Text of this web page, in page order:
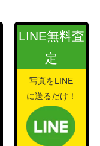
LINE無料査
定
写真をLINE
に送るだけ！